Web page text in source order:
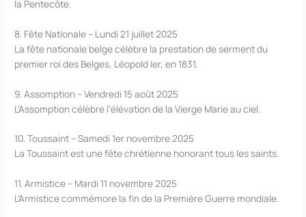
la Pentecôte.
8. Fête Nationale – Lundi 21 juillet 2025
La fête nationale belge célèbre la prestation de serment du
premier roi des Belges, Léopold Ier, en 1831.
9. Assomption – Vendredi 15 août 2025
L’Assomption célèbre l’élévation de la Vierge Marie au ciel.
10. Toussaint – Samedi 1er novembre 2025
La Toussaint est une fête chrétienne honorant tous les saints.
11. Armistice – Mardi 11 novembre 2025
L’Armistice commémore la fin de la Première Guerre mondiale.